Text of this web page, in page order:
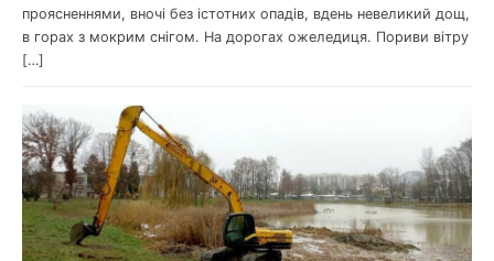
проясненнями, вночі без істотних опадів, вдень невеликий дощ,
в горах з мокрим снігом. На дорогах ожеледиця. Пориви вітру
[…]